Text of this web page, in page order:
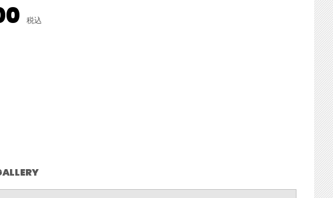
税込